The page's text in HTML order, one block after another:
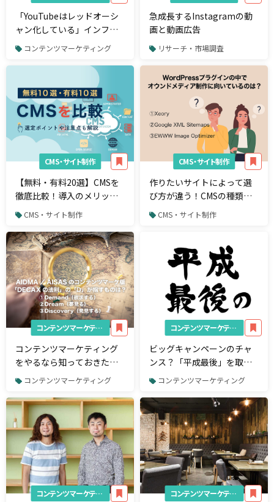
「YouTubeはレッドオーシ
ャン化している」インフル
エンサービジネスのこれか
コンテンツマーケティング
急成長するInstagramの動
画と動画広告
リサーチ・市場調査
CMS・サイト制作
【無料・有料20選】CMSを
徹底比較！導入のメリット
や選ぶポイントを解説
CMS・サイト制作
CMS・サイト制作
作りたいサイトによって選
び方が違う！CMSの種類と
特徴CMS・サイト制作
コンテンツマーケティング
コンテンツマーケティング
をやるなら知っておきたい
「DECAXの法則」とは
コンテンツマーケティング
コンテンツマーケティング
ビッグキャンペーンのチャ
ンス？「平成最後」を取り
入れたキャンペーン事例
コンテンツマーケティング
コンテンツマーケティング コンテンツマーケティング